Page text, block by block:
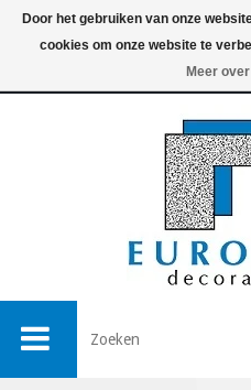
0
Door het gebruiken van onze
cookies om onze website te
Meer